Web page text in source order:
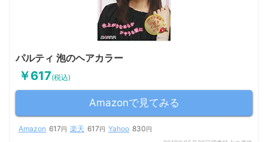
パルティ 泡のヘアカラー
￥617(税込)
Amazonで見てみる
Amazon 617円 楽天 617円 Yahoo 830円